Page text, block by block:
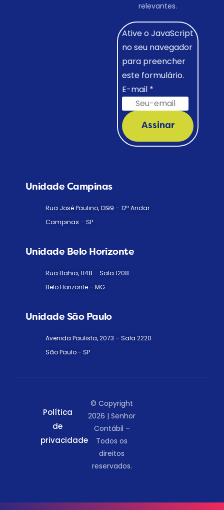
relevantes.
Ative o JavaScript
no seu navegador
para preencher
este formulário.
E-mail *
Assinar
Unidade Campinas
Rua José Paulino, 1399 – 12º Andar
Campinas – SP
Unidade Belo Horizonte
Rua Bahia, 1148 – Sala 1208
Belo Horizonte – MG
Unidade São Paulo
Avenida Paulista, 2073 – Sala 2220
São Paulo - SP
Política
de
privacidade
© Copyright
2026 | Senhor
Contábil –
Todos os
direitos
reservados.